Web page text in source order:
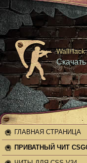
ГЛАВНАЯ СТРАНИЦА
ПРИВАТНЫЙ ЧИТ